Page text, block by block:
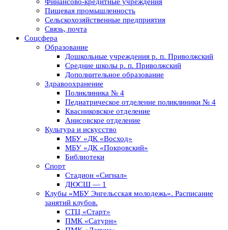
Финансово-кредитные учреждения
Пищевая промышленность
Сельскохозяйственные предприятия
Связь, почта
Соцсфера
Образование
Дошкольные учреждения р. п. Приволжский
Средние школы р. п. Приволжский
Дополнительное образование
Здравоохранение
Поликлиника № 4
Педиатрическое отделение поликлиники № 4
Квасниковское отделение
Анисовское отделение
Культура и искусство
МБУ «ДК «Восход»
МБУ «ДК «Покровский»
Библиотеки
Спорт
Стадион «Сигнал»
ДЮСШ — 1
Клубы «МБУ Энгельсская молодежь». Расписание
занятий клубов.
СТЦ «Старт»
ПМК «Сатурн»